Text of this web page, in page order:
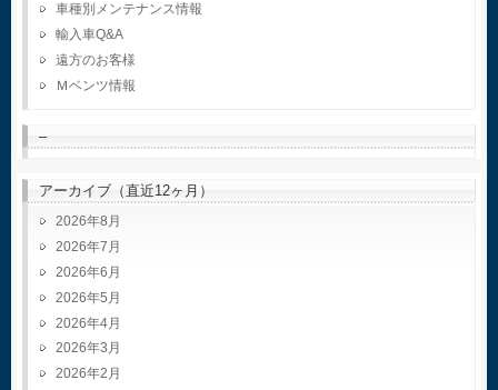
車種別メンテナンス情報
輸入車Q&A
遠方のお客様
Ｍベンツ情報
–
アーカイブ（直近12ヶ月）
2026年8月
2026年7月
2026年6月
2026年5月
2026年4月
2026年3月
2026年2月